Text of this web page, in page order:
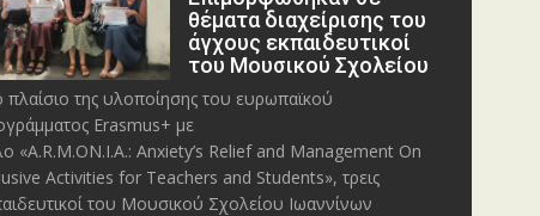
θέματα διαχείρισης του
άγχους εκπαιδευτικοί
του Μουσικού Σχολείου
πλαίσιο της υλοποίησης του ευρωπαϊκού
Erasmus+ με
«A.R.M.ON.I.A.: Anxiety’s Relief and Management On
Activities for Teachers and Students», τρεις
του Μουσικού Σχολείου Ιωαννίνων